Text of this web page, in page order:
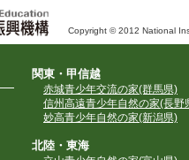
Copyright © 2012 National
関東・甲信越
赤城青少年交流の家(群馬県)
信州高遠青少年自然の家(長野
妙高青少年自然の家(新潟県)
北陸・東海